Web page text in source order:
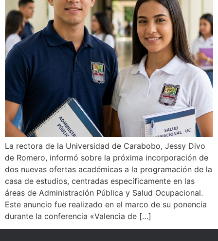
La rectora de la Universidad de Carabobo, Jessy Divo
de Romero, informó sobre la próxima incorporación de
dos nuevas ofertas académicas a la programación de la
casa de estudios, centradas específicamente en las
áreas de Administración Pública y Salud Ocupacional.
Este anuncio fue realizado en el marco de su ponencia
durante la conferencia «Valencia de […]